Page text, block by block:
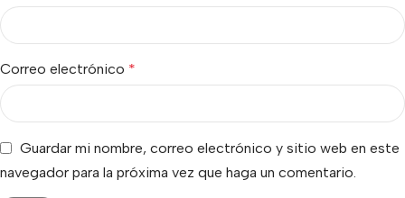
Correo electrónico *
Guardar mi nombre, correo electrónico y sitio web en este
navegador para la próxima vez que haga un comentario.